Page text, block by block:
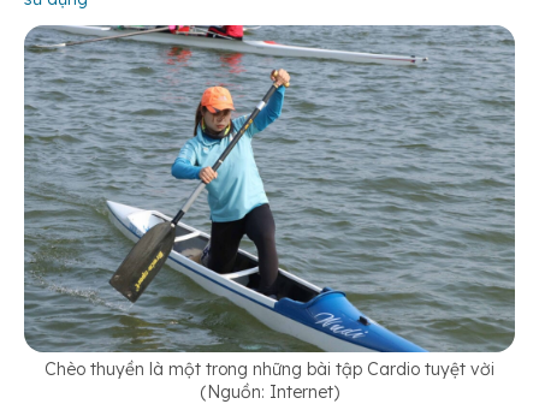
Chèo thuyền là một trong những bài tập Cardio tuyệt vời
(Nguồn: Internet)